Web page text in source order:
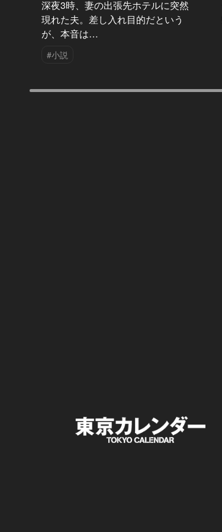
深夜3時、妻の出張先ホテルに突然
現れた夫。差し入れ目的だという
が、本音は…
#小説